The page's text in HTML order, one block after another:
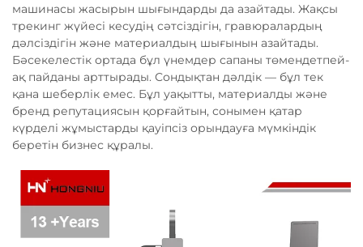
машинасы жасырын шығындарды да азайтады. Жақсы
трекинг жүйесі кесудің сәтсіздігін, гравюралардың
дәлсіздігін және материалдың шығынын азайтады.
Бәсекелестік ортада бұл үнемдер сапаны төмендетпей-
ақ пайданы арттырады. Сондықтан дәлдік — бұл тек
қана шеберлік емес. Бұл уақытты, материалды және
бренд репутациясын қорғайтын, сонымен қатар
күрделі жұмыстарды қауіпсіз орындауға мүмкіндік
беретін бизнес құралы.